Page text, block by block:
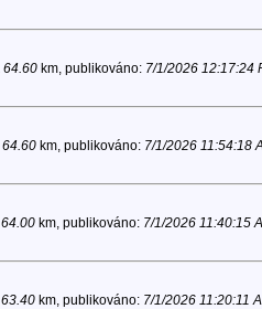
64.60km, publikováno: 7/1/2026 12:17:24
64.60km, publikováno: 7/1/2026 11:54:18
64.00km, publikováno: 7/1/2026 11:40:15
63.40km, publikováno: 7/1/2026 11:20:11